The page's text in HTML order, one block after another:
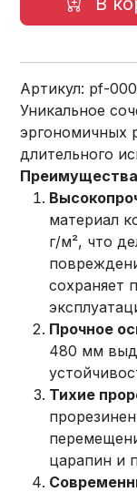
Артикул: pf-
Уникальное
эргономичных
длительного
материал
г/м², что
сохраняет
Прочное
480 мм
Тихие
царапин и